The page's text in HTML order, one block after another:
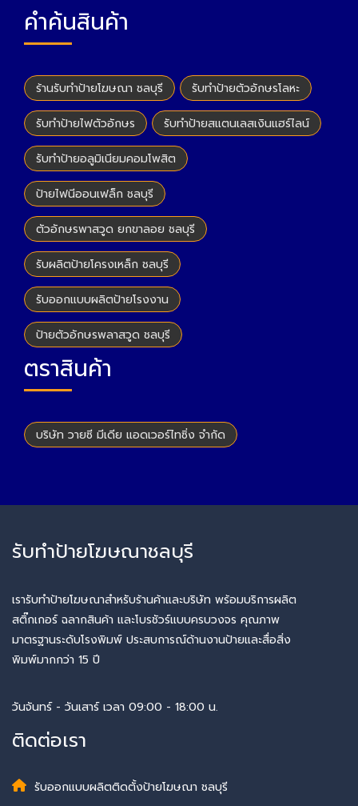
คำค้นสินค้า
ร้านรับทำป้ายโฆษณา ชลบุรี รับทำป้ายตัวอักษรโลหะ
รับทำป้ายไฟตัวอักษร รับทำป้ายสแตนเลสเงินแฮร์ไลน์
รับทำป้ายอลูมิเนียมคอมโพสิต
ป้ายไฟนีออนเฟล็ก ชลบุรี
ตัวอักษรพาสวูด ยกขาลอย ชลบุรี
รับผลิตป้ายโครงเหล็ก ชลบุรี
รับออกแบบผลิตป้ายโรงงาน
ป้ายตัวอักษรพลาสวูด ชลบุรี
ตราสินค้า
บริษัท วายซี มีเดีย แอดเวอร์ไทซิ่ง จำกัด
รับทำป้ายโฆษณาชลบุรี
เรารับทำป้ายโฆษณาสำหรับร้านค้าและบริษัท พร้อมบริการผลิต
สติ๊กเกอร์ ฉลากสินค้า และโบรชัวร์แบบครบวงจร คุณภาพ
มาตรฐานระดับโรงพิมพ์ ประสบการณ์ด้านงานป้ายและสื่อสิ่ง
พิมพ์มากกว่า 15 ปี
วันจันทร์ - วันเสาร์ เวลา 09:00 - 18:00 น.
ติดต่อเรา
รับออกแบบผลิตติดตั้งป้ายโฆษณา ชลบุรี